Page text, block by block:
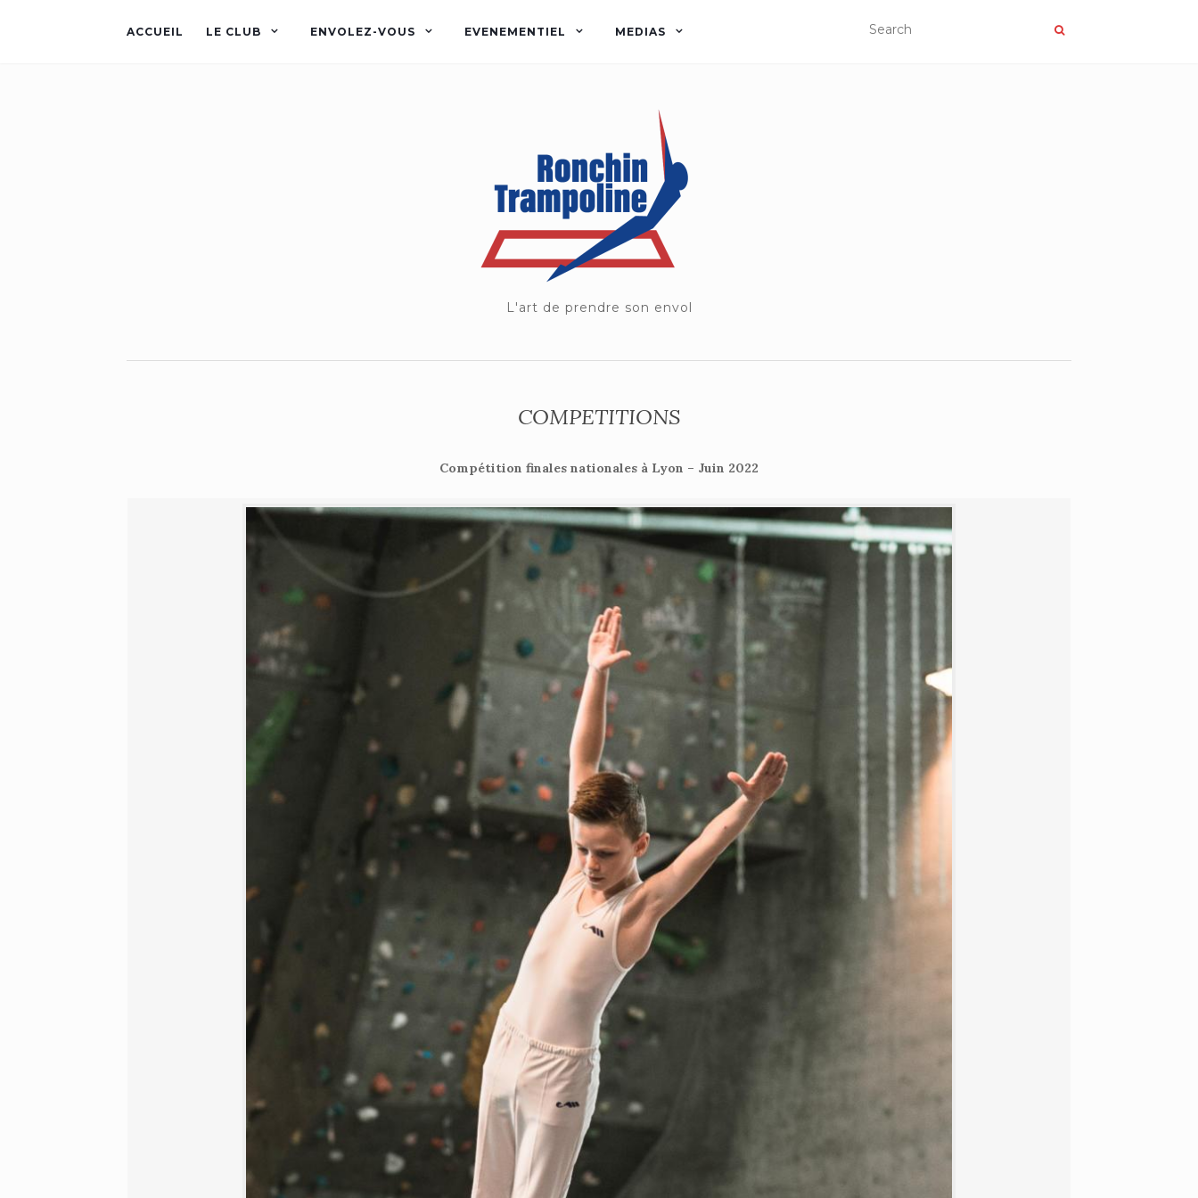
ACCUEIL LE CLUB ENVOLEZ-VOUS EVENEMENTIEL MEDIAS
L'art de prendre son envol
COMPETITIONS
Compétition finales nationales à Lyon – Juin 2022